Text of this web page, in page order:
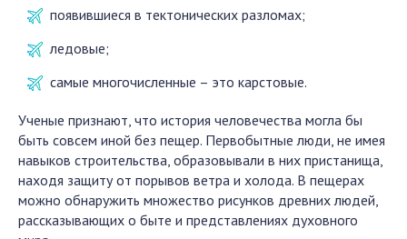
появившиеся в тектонических разломах;
ледовые;
самые многочисленные – это карстовые.
Ученые признают, что история человечества могла бы
быть совсем иной без пещер. Первобытные люди, не имея
навыков строительства, образовывали в них пристанища,
находя защиту от порывов ветра и холода. В пещерах
можно обнаружить множество рисунков древних людей,
рассказывающих о быте и представлениях духовного